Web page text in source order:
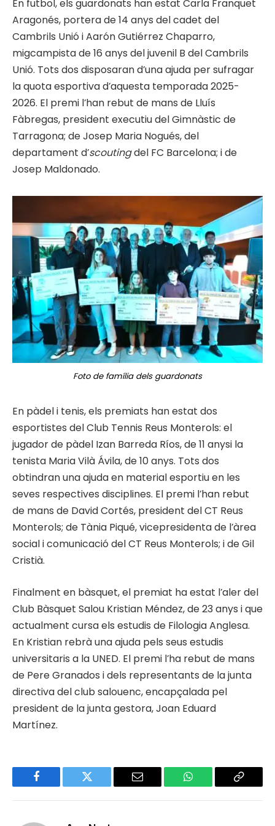
En futbol, els guardonats han estat Carla Franquet
Aragonés, portera de 14 anys del cadet del
Cambrils Unió i Aarón Gutiérrez Chaparro,
migcampista de 16 anys del juvenil B del Cambrils
Unió. Tots dos disposaran d’una ajuda per sufragar
la quota esportiva d’aquesta temporada 2025-
2026. El premi l’han rebut de mans de Lluís
Fàbregas, president executiu del Gimnàstic de
Tarragona; de Josep Maria Nogués, del
departament d’scoutingdel FC Barcelona; i de
Josep Maldonado.
Foto de família dels guardonats
En pàdel i tenis, els premiats han estat dos
esportistes del Club Tennis Reus Monterols: el
jugador de pàdel Izan Barreda Ríos, de 11 anysi la
tenista Maria Vilà Ávila, de 10 anys. Tots dos
obtindran una ajuda en material esportiu en les
seves respectives disciplines. El premi l’han rebut
de mans de David Cortés, president del CT Reus
Monterols; de Tània Piqué, vicepresidenta de l’àrea
social i comunicació del CT Reus Monterols; i de Gil
Cristià.
Finalment en bàsquet, el premiat ha estat l’aler del
Club Bàsquet Salou Kristian Méndez, de 23 anys i que
actualment cursa els estudis de Filologia Anglesa.
En Kristian rebrà una ajuda pels seus estudis
universitaris a la UNED. El premi l’ha rebut de mans
de Pere Granados i dels representants de la junta
directiva del club salouenc, encapçalada pel
president de la junta gestora, Joan Eduard
Martínez.
Facebook Twitter Email WhatsApp Copy